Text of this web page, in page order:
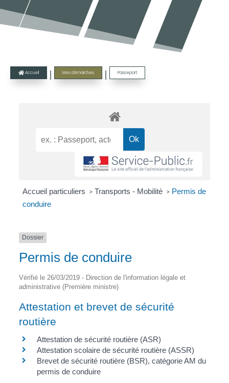
 Accueil | Mes démarches | Passeport
Accueil particuliers > Transports - Mobilité > Permis de
conduire
Dossier
Permis de conduire
Vérifié le 26/03/2019 - Direction de l'information légale et
administrative (Première ministre)
Attestation et brevet de sécurité
routière
Attestation de sécurité routière (ASR)
Attestation scolaire de sécurité routière (ASSR)
Brevet de sécurité routière (BSR), catégorie AM du
permis de conduire